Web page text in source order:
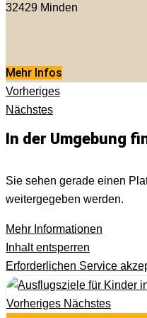
32429 Minden
Mehr Infos
Vorheriges
Nächstes
In der Umgebung
Sie sehen gerade einen
weitergegeben werden.
Mehr Informationen
Inhalt entsperren
Erforderlichen Service
Vorheriges Nächstes